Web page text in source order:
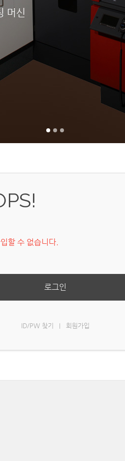
머신
할 수 없습니다.
로그인
ID/PW 찾기 회원가입